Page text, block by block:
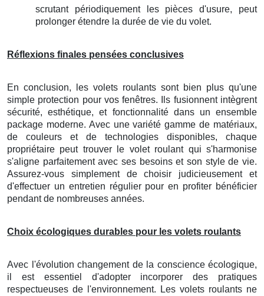
scrutant périodiquement les pièces d'usure, peut
prolonger étendre la durée de vie du volet.
Réflexions finales pensées conclusives
En conclusion, les volets roulants sont bien plus qu'une
simple protection pour vos fenêtres. Ils fusionnent intègrent
sécurité, esthétique, et fonctionnalité dans un ensemble
package moderne. Avec une variété gamme de matériaux,
de couleurs et de technologies disponibles, chaque
propriétaire peut trouver le volet roulant qui s'harmonise
s'aligne parfaitement avec ses besoins et son style de vie.
Assurez-vous simplement de choisir judicieusement et
d'effectuer un entretien régulier pour en profiter bénéficier
pendant de nombreuses années.
Choix écologiques durables pour les volets roulants
Avec l'évolution changement de la conscience écologique,
il est essentiel d'adopter incorporer des pratiques
respectueuses de l'environnement. Les volets roulants ne